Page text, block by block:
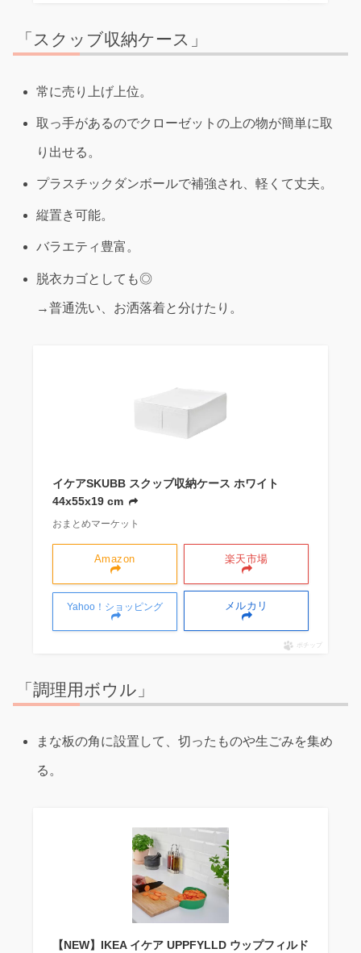
「スクッブ収納ケース」
常に売り上げ上位。
取っ手があるのでクローゼットの上の物が簡単に取
り出せる。
プラスチックダンボールで補強され、軽くて丈夫。
縦置き可能。
バラエティ豊富。
脱衣カゴとしても◎
→普通洗い、お洒落着と分けたり。
イケアSKUBB スクッブ収納ケース ホワイト
44x55x19 cm
おまとめマーケット
Amazon 楽天市場
Yahoo！ショッピング メルカリ
ポチップ
「調理用ボウル」
まな板の角に設置して、切ったものや生ごみを集め
る。
【NEW】IKEA イケア UPPFYLLD ウップフィルド